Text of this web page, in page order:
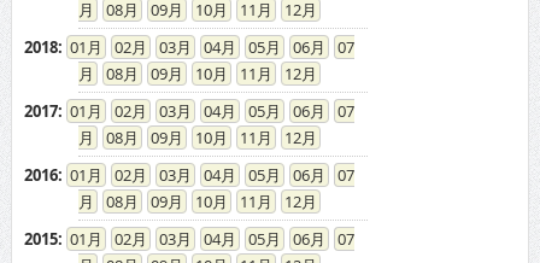
01 02 03 04 05 06
08
09 10 11
12
01 02 03 04 05 06
08
09 10 11
12
01 02 03 04 05 06
08
09 10 11
12
01 02 03 04 05 06
08
09 10 11
12